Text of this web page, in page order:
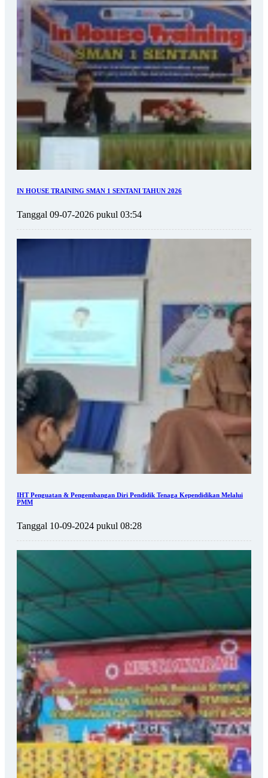
IN HOUSE TRAINING SMAN 1 SENTANI TAHUN 2026
Tanggal 09-07-2026 pukul 03:54
IHT Penguatan & Pengembangan Diri Pendidik Tenaga Kependidikan Melalui
PMM
Tanggal 10-09-2024 pukul 08:28